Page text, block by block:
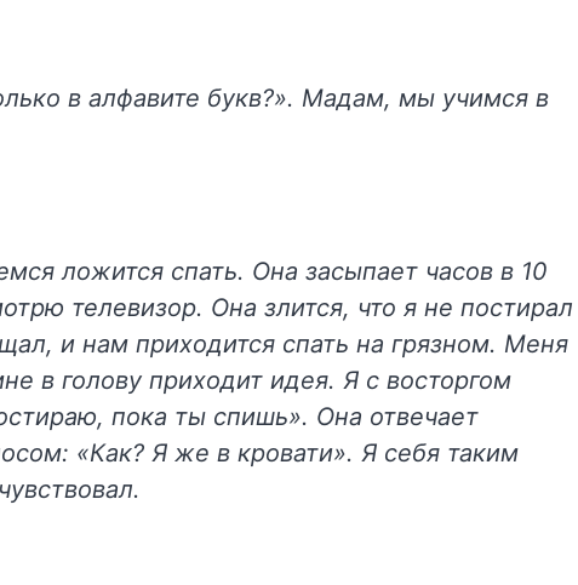
в алфавите букв?». Мадам, мы учимся в
ложится спать. Она засыпает часов в 10
телевизор. Она злится, что я не постирал
и нам приходится спать на грязном. Меня
в голову приходит идея. Я с восторгом
пока ты спишь». Она отвечает
«Как? Я же в кровати». Я себя таким